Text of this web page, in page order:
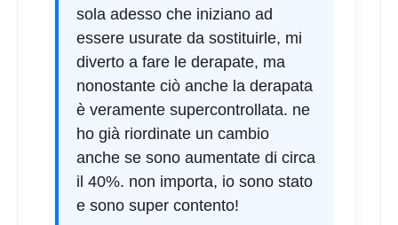
255/45 R17 98W BMW C
RUNFLAT
Disponibile
sola adesso che iniziano ad
essere usurate da sostituirle, mi
diverto a fare le derapate, ma
nonostante ciò anche la derapata
è veramente supercontrollata. ne
ho già riordinate un cambio
anche se sono aumentate di circa
il 40%. non importa, io sono stato
e sono super contento!